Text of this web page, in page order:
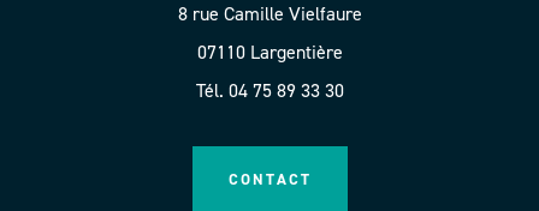
8 rue Camille Vielfaure
07110 Largentière
Tél. 04 75 89 33 30
CONTACT